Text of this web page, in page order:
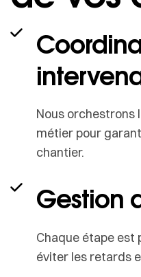
Nous orchestrons
métier pour
chantier.
Gestion
Chaque étape est
éviter les retards